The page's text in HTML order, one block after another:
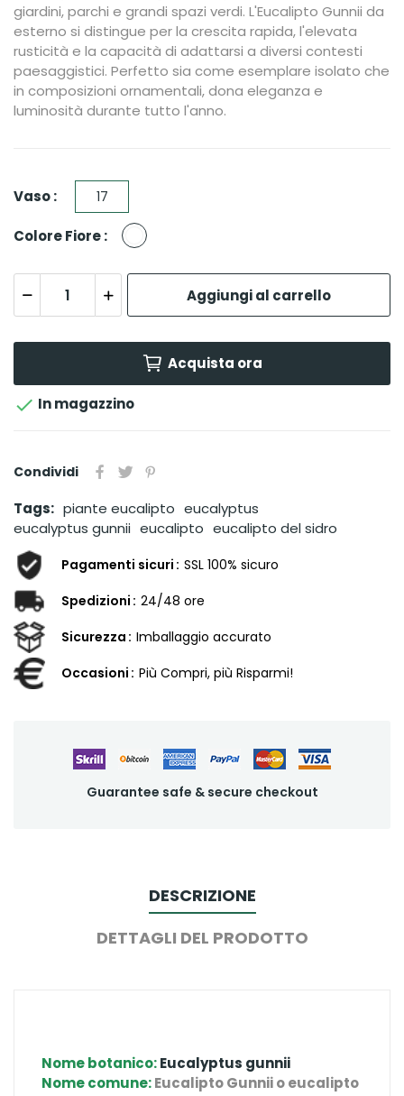
giardini, parchi e grandi spazi verdi. L'Eucalipto Gunnii da
esterno si distingue per la crescita rapida, l'elevata
rusticità e la capacità di adattarsi a diversi contesti
paesaggistici. Perfetto sia come esemplare isolato che
in composizioni ornamentali, dona eleganza e
luminosità durante tutto l'anno.
Vaso : 17
Colore Fiore : Bianco
Aggiungi al carrello
Acquista ora
 In magazzino
Condividi
Tags: piante eucalipto eucalyptus
eucalyptus gunnii eucalipto eucalipto del sidro
Pagamenti sicuri SSL 100% sicuro
Spedizioni 24/48 ore
Sicurezza Imballaggio accurato
Occasioni Più Compri, più Risparmi!
Guarantee safe & secure checkout
DESCRIZIONE
DETTAGLI DEL PRODOTTO
Nome botanico:Eucalyptus gunnii
Nome comune:Eucalipto Gunnii oeucalipto